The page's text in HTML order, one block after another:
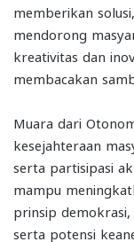
memberikan
mendorong
kreativitas dan
membacakan
Muara dari
kesejahteraan
serta partisipasi
mampu
prinsip demokrasi,
serta potensi